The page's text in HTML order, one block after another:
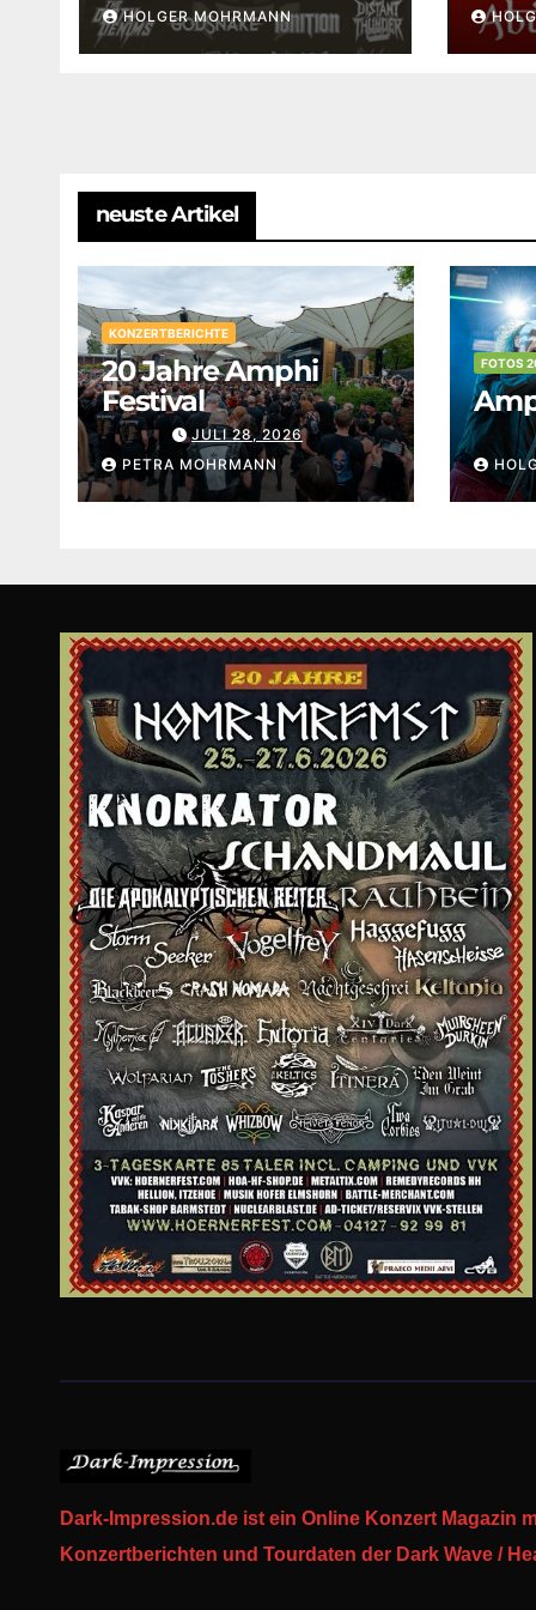
HOLGER MOHRMANN
neuste Artikel
KONZERTBERICHTE
20 Jahre Amphi
Festival
JULI 28, 2026
PETRA MOHRMANN
FOTOS
Dark-Impression.de ist ein Online Konzert Magazin
Konzertberichten und Tourdaten der Dark Wave /